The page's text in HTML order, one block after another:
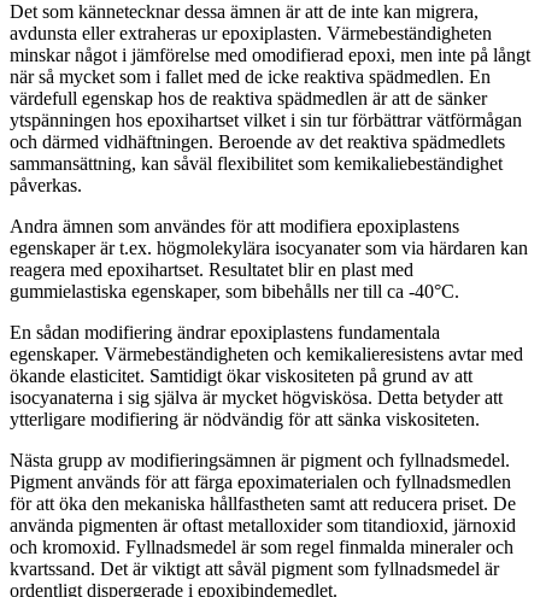
Det som kännetecknar dessa ämnen är att de inte kan migrera,
avdunsta eller extraheras ur epoxiplasten. Värmebeständigheten
minskar något i jämförelse med omodifierad epoxi, men inte på långt
när så mycket som i fallet med de icke reaktiva spädmedlen. En
värdefull egenskap hos de reaktiva spädmedlen är att de sänker
ytspänningen hos epoxihartset vilket i sin tur förbättrar vätförmågan
och därmed vidhäftningen. Beroende av det reaktiva spädmedlets
sammansättning, kan såväl flexibilitet som kemikaliebeständighet
påverkas.
Andra ämnen som användes för att modifiera epoxiplastens
egenskaper är t.ex. högmolekylära isocyanater som via härdaren kan
reagera med epoxihartset. Resultatet blir en plast med
gummielastiska egenskaper, som bibehålls ner till ca -40°C.
En sådan modifiering ändrar epoxiplastens fundamentala
egenskaper. Värmebeständigheten och kemikalieresistens avtar med
ökande elasticitet. Samtidigt ökar viskositeten på grund av att
isocyanaterna i sig själva är mycket högviskösa. Detta betyder att
ytterligare modifiering är nödvändig för att sänka viskositeten.
Nästa grupp av modifieringsämnen är pigment och fyllnadsmedel.
Pigment används för att färga epoximaterialen och fyllnadsmedlen
för att öka den mekaniska hållfastheten samt att reducera priset. De
använda pigmenten är oftast metalloxider som titandioxid, järnoxid
och kromoxid. Fyllnadsmedel är som regel finmalda mineraler och
kvartssand. Det är viktigt att såväl pigment som fyllnadsmedel är
ordentligt dispergerade i epoxibindemedlet.